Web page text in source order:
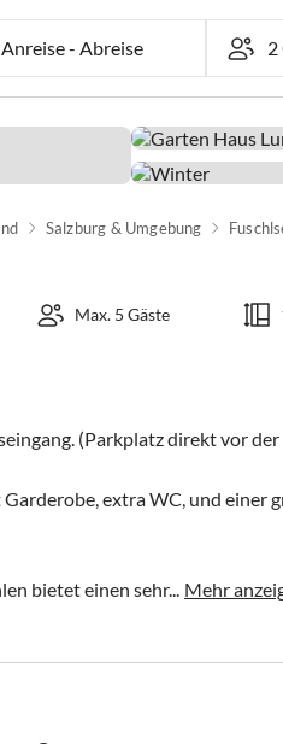
Anreise-Abreise
Salzburg & Umgebung
Max. 5 Gäste
(Parkplatz direkt vor
extra WC, und einer
bietet einen sehr... Mehr